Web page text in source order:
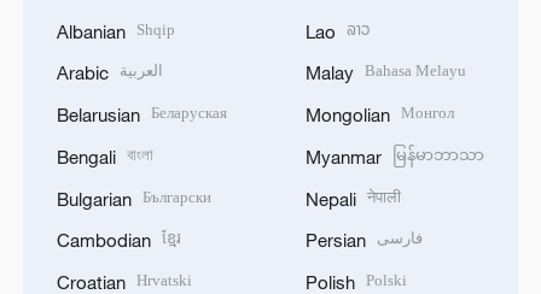
Albanian Shqip
Arabic العربية
Belarusian Беларуская
Bengali বাংলা
Bulgarian Български
Cambodian ខ្មែរ
Croatian Hrvatski
Lao ລາວ
Malay Bahasa Melayu
Mongolian Монгол
Myanmar မြန်မာဘာသာ
Nepali नेपाली
Persian فارسی
Polish Polski